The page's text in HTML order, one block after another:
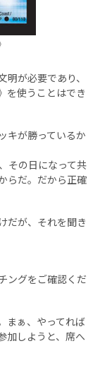
が必要であり、
を使うことはでき
キが勝っているか
その日になって共
らだ。だから正確
だが、それを聞き
ングをご確認くだ
まぁ、やってれば
加しようと、席へ